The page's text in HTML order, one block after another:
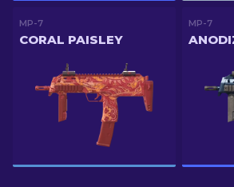
MP-7
CORAL PAISLEY
MP-7